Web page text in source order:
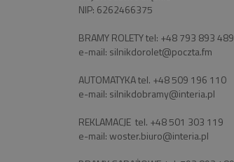
NIP: 6262466375
BRAMY ROLETY tel: +48 793 893 489
e-mail: silnikdorolet@poczta.fm
AUTOMATYKA tel. +48 509 196 110
e-mail: silnikdobramy@interia.pl
REKLAMACJE tel. +48 501 303 119
e-mail:woster.biuro@interia.pl